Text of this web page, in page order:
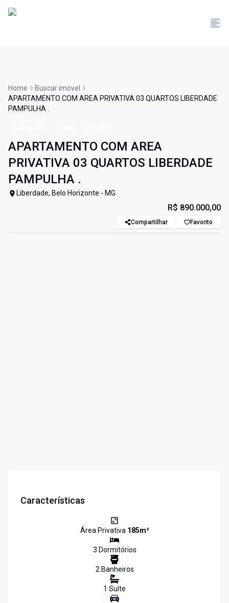
Home
Buscar imóvel
APARTAMENTO COM AREA PRIVATIVA 03 QUARTOS LIBERDADE
PAMPULHA .
APARTAMENTO COM AREA
PRIVATIVA 03 QUARTOS LIBERDADE
PAMPULHA .
Liberdade, Belo Horizonte - MG
R$ 890.000,00
Compartilhar Favorito
Características
Área Privativa 185m²
3 Dormitórios
2Banheiros
1 Suíte